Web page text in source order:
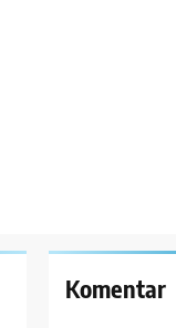
Komentar